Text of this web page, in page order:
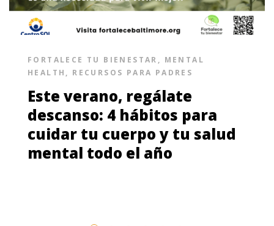
FORTALECE TU BIENESTAR , MENTAL
HEALTH , RECURSOS PARA PADRES
Este verano, regálate
descanso: 4 hábitos para
cuidar tu cuerpo y tu salud
mental todo el año